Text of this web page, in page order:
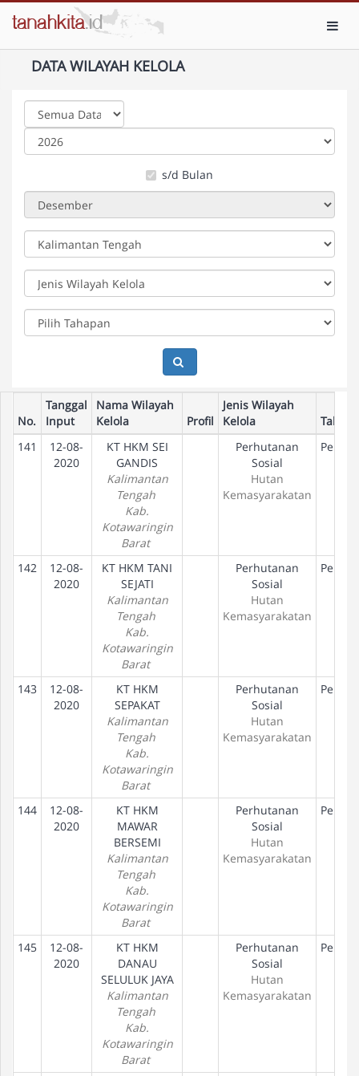
DATA WILAYAH KELOLA
s/d Bulan
No.
Tanggal
Input
Nama Wilayah
Kelola
Profil
Jenis Wilayah
Kelola
141
12-08-
2020
KT HKM SEI
GANDIS
Kalimantan
Tengah
Kab.
Kotawaringin
Barat
Perhutanan
Sosial
Hutan
Kemasyarakatan
142
12-08-
2020
KT HKM TANI
SEJATI
Kalimantan
Tengah
Kab.
Kotawaringin
Barat
Perhutanan
Sosial
Hutan
Kemasyarakatan
143
12-08-
2020
KT HKM
SEPAKAT
Kalimantan
Tengah
Kab.
Kotawaringin
Barat
Perhutanan
Sosial
Hutan
Kemasyarakatan
144
12-08-
2020
KT HKM
MAWAR
BERSEMI
Kalimantan
Tengah
Kab.
Kotawaringin
Barat
Perhutanan
Sosial
Hutan
Kemasyarakatan
145
12-08-
2020
KT HKM
DANAU
SELULUK JAYA
Kalimantan
Tengah
Kab.
Kotawaringin
Barat
Perhutanan
Sosial
Hutan
Kemasyarakatan